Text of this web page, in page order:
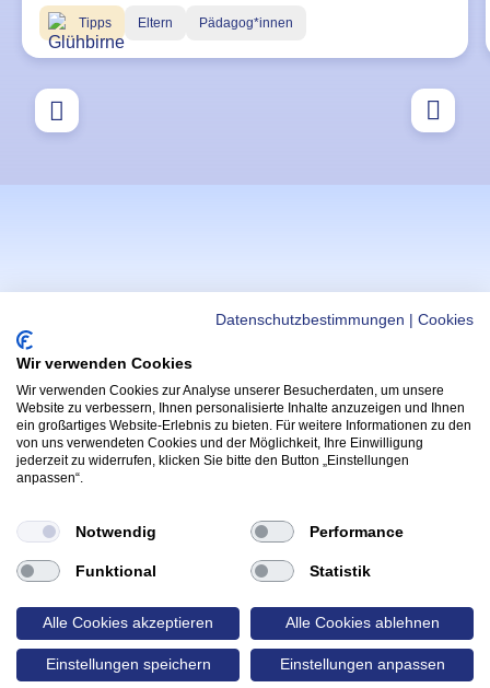
Datenschutzbestimmungen Cookies
Wir verwenden Cookies
Wir verwenden Cookies zur Analyse unserer Besucherdaten, um unsere
Website zu verbessern, Ihnen personalisierte Inhalte anzuzeigen und Ihnen
ein großartiges Website-Erlebnis zu bieten. Für weitere Informationen zu den
von uns verwendeten Cookies und der Möglichkeit, Ihre Einwilligung
jederzeit zu widerrufen, klicken Sie bitte den Button „Einstellungen
anpassen“.
Notwendig Performance
Funktional Statistik
Alle Cookies akzeptieren Alle Cookies ablehnen
Einstellungen speichern Einstellungen anpassen
Tipps Eltern Pädagog*innen
WICHTIGE LINKS
Helmi Post
Kontakt & Support
APPS
Hoppala App
(Öffnet in
Radfahrprüfung
FOLGE HELMI:
Rechtliche Verlinkungen
Cookie EinstellungenDatenschutz(Öffnet in neuem Tab)
Impressum(Öffnet in neuem Tab)
made with❤️by probots.io